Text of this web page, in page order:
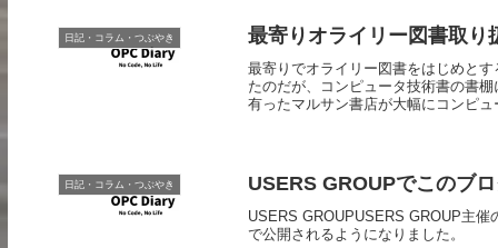
日記・コラム・つぶやき 最寄りオライリー図書取り
最寄りでオライリー図書をはじめと
たのだが、コンピュータ技術書の書
有ったマルサン書店が大幅にコンピ
日記・コラム・つぶやき USERS GROUPでこのブ
USERS GROUPUSERS GROUP主
で公開されるようになりました。